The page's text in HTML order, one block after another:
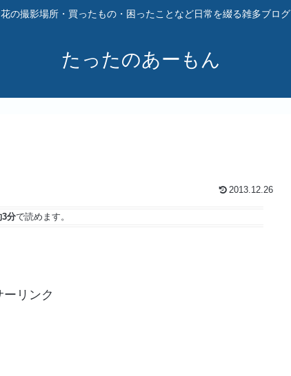
の撮影場所・買ったもの・困ったことなど日常を綴る雑多ブログ
たったのあーもん
2013.12.26
3分で読めます。
ーリンク